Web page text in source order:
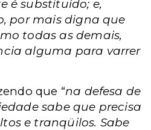
é substituído; e,
por mais digna que
todas as demais,
alguma para varrer
que “na defesa de
sabe que precisa
e tranqüilos. Sabe